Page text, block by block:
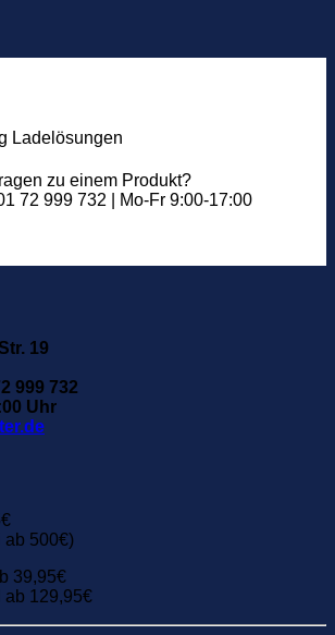
Ladelösungen
zu einem Produkt?
72 999 732 | Mo-Fr 9:00-17:00
19
999 732
Uhr
ab 500€)
39,95€
ab 129,95€